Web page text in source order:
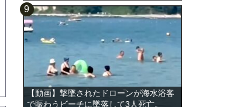
【動画】撃墜されたドローンが海水浴客
で賑わうビーチに墜落して3人死亡。